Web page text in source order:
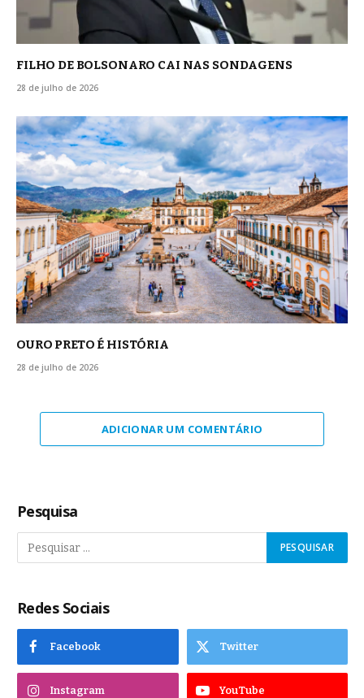
FILHO DE BOLSONARO CAI NAS SONDAGENS
28 de julho de 2026
OURO PRETO É HISTÓRIA
28 de julho de 2026
ADICIONAR UM COMENTÁRIO
Pesquisa
Redes Sociais
Facebook Twitter
Instagram YouTube